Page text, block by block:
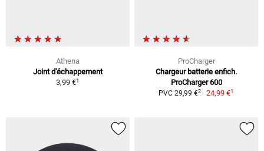
Athena
Joint d'échappement
3,99 €1
ProCharger
Chargeur batterie enfich.
ProCharger 600
PVC 29,99 €2 24,99 €1